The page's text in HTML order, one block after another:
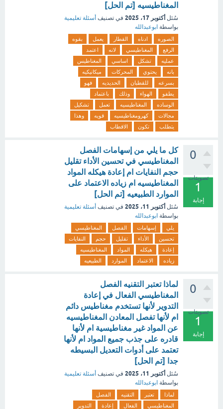
المغناطيسيه [تم الحل]
سُئل أكتوبر 17، 2025 في تصنيف أسئلة تعليمية
بواسطة ابوعبدالله
الصوره ادناه القطار يعمل
بقوه
الرفع
المغناطيسي لانه
اعتمد
عمليه
تشكل اساسي
المغناطيس
بانه
يحتوي المحركات
ميكانيكيه
بسرعه
للقطبان الحديديه
فهو
يطفو
الهواء وذلك
باعتماد
الوساده
المغناطيسيه تعمل
تشكيل
مجالات
كهرومغناطيسيه قويه
وهذا
يتطلب
تكون الاقطاب
0
تصويتات
1
إجابة
كل ما يلي من إسهامات الفصل
المغناطيسي في تحسين الأداء تقليل
حجم النفايات ام إعادة هيكله المواد
المغناطيسيه ام زياده الاعتماد على
الموارد الطبيعيه [تم الحل]
سُئل أكتوبر 11، 2025 في تصنيف أسئلة تعليمية
بواسطة ابوعبدالله
يلي إسهامات الفصل
المغناطيسي
تحسين
الأداء تقليل حجم
النفايات
إعادة
هيكله المواد
المغناطيسيه
زياده
الاعتماد الموارد الطبيعيه
0
تصويتات
1
إجابة
لماذا تعتبر التقنيه الفصل
المغناطيسي الفعال في إعادة
التدوير لأنها تستخدم مغناطيس دائم
ام لأنها تفصل المعادن المغناطيسيه
عن المواد غير مغناطيسية ام لأنها
قادره على جذب جميع المواد ام لأنها
تعتمد على أدوات التعديل البسيطه
جدا [تم الحل]
سُئل أكتوبر 11، 2025 في تصنيف أسئلة تعليمية
بواسطة ابوعبدالله
لماذا تعتبر التقنيه
الفصل
المغناطيسي
الفعال إعادة
التدوير